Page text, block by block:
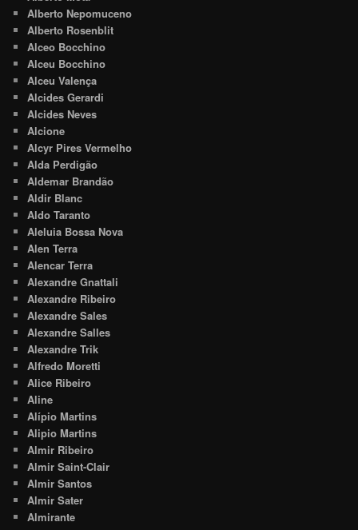
Alberto Nepomuceno
Alberto Rosenblit
Alceo Bocchino
Alceu Bocchino
Alceu Valença
Alcides Gerardi
Alcides Neves
Alcione
Alcyr Pires Vermelho
Alda Perdigão
Aldemar Brandão
Aldir Blanc
Aldo Taranto
Aleluia Bossa Nova
Alen Terra
Alencar Terra
Alexandre Gnattali
Alexandre Ribeiro
Alexandre Sales
Alexandre Salles
Alexandre Trik
Alfredo Moretti
Alice Ribeiro
Aline
Alípio Martins
Alipio Martins
Almir Ribeiro
Almir Saint-Clair
Almir Santos
Almir Sater
Almirante